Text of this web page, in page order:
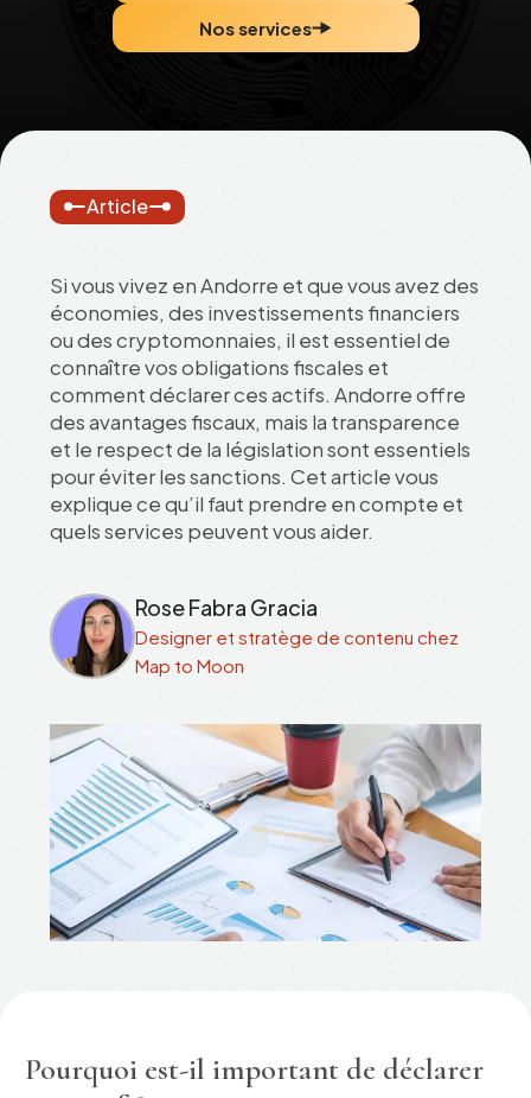
Nos services
Article
Si vous vivez en Andorre et que vous avez des
économies, des investissements financiers
ou des cryptomonnaies, il est essentiel de
connaître vos obligations fiscales et
comment déclarer ces actifs. Andorre offre
des avantages fiscaux, mais la transparence
et le respect de la législation sont essentiels
pour éviter les sanctions. Cet article vous
explique ce qu’il faut prendre en compte et
quels services peuvent vous aider.
Rose Fabra Gracia
Designer et stratège de contenu chez
Map to Moon
Pourquoi est-il important de déclarer